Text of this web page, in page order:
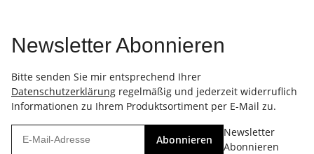
Newsletter Abonnieren
Bitte senden Sie mir entsprechend Ihrer
Datenschutzerklärung regelmäßig und jederzeit widerruflich
Informationen zu Ihrem Produktsortiment per E-Mail zu.
Abonnieren
Newsletter
Abonnieren